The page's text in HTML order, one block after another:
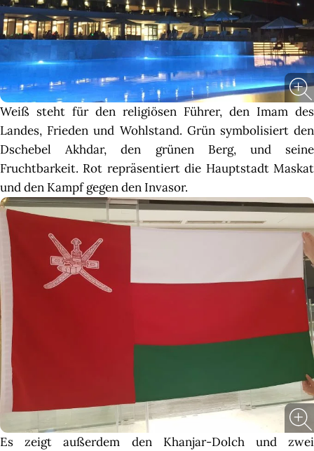
Weiß steht für den religiösen Führer, den Imam des
Landes, Frieden und Wohlstand. Grün symbolisiert den
Dschebel Akhdar, den grünen Berg, und seine
Fruchtbarkeit. Rot repräsentiert die Hauptstadt Maskat
und den Kampf gegen den Invasor.
Es zeigt außerdem den Khanjar-Dolch und zwei